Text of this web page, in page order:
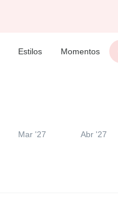
Estilos Momentos
Mar '27 Abr '27